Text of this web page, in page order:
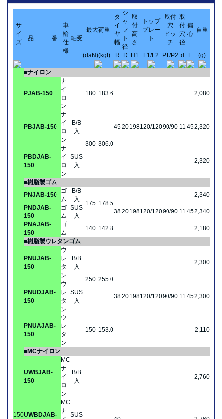
サ
イ
ズ
品 番
車
輪
仕
様
軸受
最大荷重
タ
イ
ヤ
幅
シ
ャ
フ
ト
径
取
付
高
さ
トップ
プレー
ト
取付
穴
ピッ
チ
取
付
穴
径
偏
心
自重
(daN)(kgf) R D H1 F1/F2 P1/P2 d E (g)
150
■ナイロン
PJAB-150
ナ
イ
ロ
ン
180 183.6
4520198120/12090/90 11 45
2,080
PBJAB-150
ナ
イ
ロ
ン
B/B
入
300 306.0
2,320
PBDJAB-
150
ナ
イ
ロ
ン
SUS
入
2,320
■樹脂製ゴム
PNJAB-150
ゴ
ム
B/B
入
175 178.5
3820198120/12090/90 11 45
2,340
PNDJAB-
150
ゴ
ム
SUS
入
2,340
PNAJAB-
150
ゴ
ム
140 142.8
2,180
■樹脂製ウレタンゴム
PNUJAB-
150
ウ
レ
タ
ン
B/B
入
250 255.0
3820198120/12090/90 11 45
2,300
PNUDJAB-
150
ウ
レ
タ
ン
SUS
入
2,300
PNUAJAB-
150
ウ
レ
タ
ン
150 153.0 2,110
■MCナイロン
UWBJAB-
150
MC
ナ
イ
ロ
ン
B/B
入
2,760
UWBDJAB-
MC
ナ
SUS